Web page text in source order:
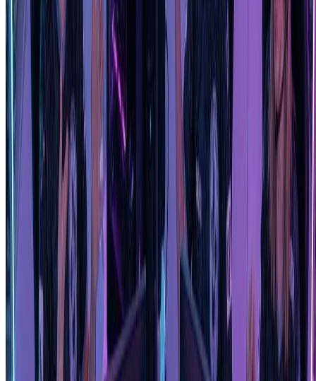
Explore more AI-powered image tools to enhance your creative
workflow